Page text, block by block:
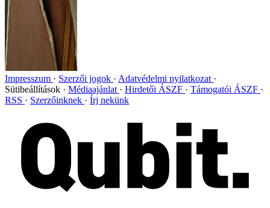
Impresszum Szerzői jogok
Adatvédelmi nyilatkozat
Sütibeállítások
Médiaajánlat Hirdetői ÁSZF
Támogatói ÁSZF
RSS
Szerzőinknek Írj nekünk